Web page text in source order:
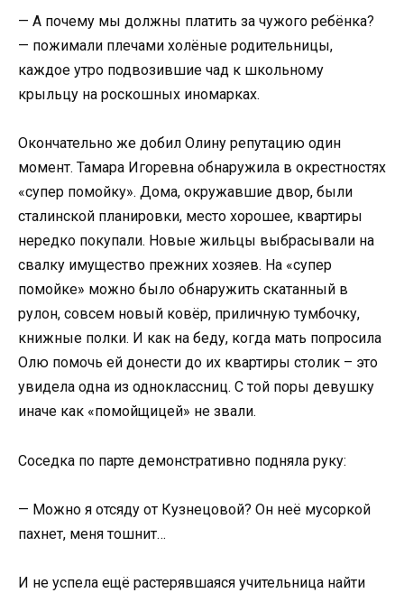
— А почему мы должны платить за чужого ребёнка?
— пожимали плечами холёные родительницы,
каждое утро подвозившие чад к школьному
крыльцу на роскошных иномарках.
Окончательно же добил Олину репутацию один
момент. Тамара Игоревна обнаружила в окрестностях
«супер помойку». Дома, окружавшие двор, были
сталинской планировки, место хорошее, квартиры
нередко покупали. Новые жильцы выбрасывали на
свалку имущество прежних хозяев. На «супер
помойке» можно было обнаружить скатанный в
рулон, совсем новый ковёр, приличную тумбочку,
книжные полки. И как на беду, когда мать попросила
Олю помочь ей донести до их квартиры столик – это
увидела одна из одноклассниц. С той поры девушку
иначе как «помойщицей» не звали.
Соседка по парте демонстративно подняла руку:
— Можно я отсяду от Кузнецовой? Он неё мусоркой
пахнет, меня тошнит…
И не успела ещё растерявшаяся учительница найти